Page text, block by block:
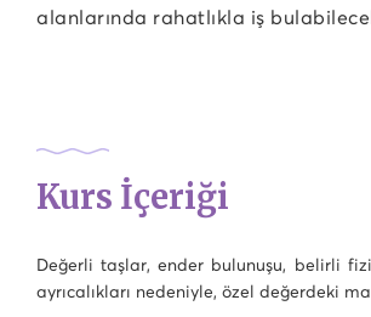
alanlarında rahatlıkla iş
Kurs İçeriği
Değerli taşlar, ender bulunuşu, belirli
ayrıcalıkları nedeniyle, özel değerdeki